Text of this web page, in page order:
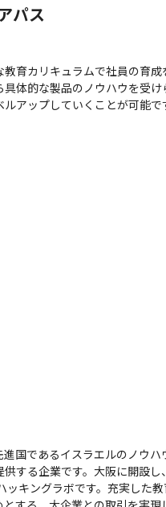
パス
育カリキュラムで社員の育成
具体的な製品のノウハウを受
アップしていくことが可能で
国であるイスラエルのノウ
する企業です。大阪に開設
ッキングラボです。充実した